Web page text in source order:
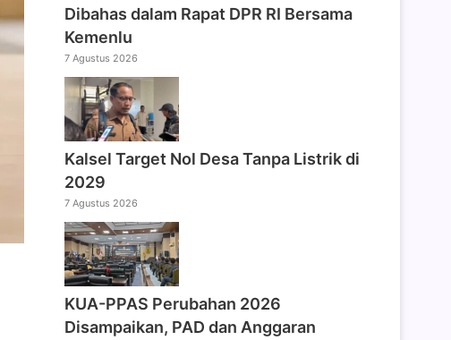
Dibahas dalam Rapat DPR RI Bersama
Kemenlu
7 Agustus 2026
Kalsel Target Nol Desa Tanpa Listrik di
2029
7 Agustus 2026
KUA-PPAS Perubahan 2026
Disampaikan, PAD dan Anggaran